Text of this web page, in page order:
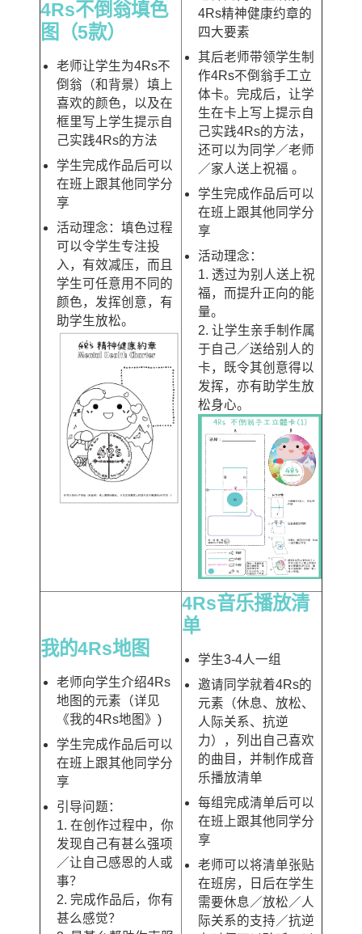
4Rs不倒翁填色
图（5款）
老师让学生为4Rs不
倒翁（和背景）填上
喜欢的颜色，以及在
框里写上学生提示自
己实践4Rs的方法
学生完成作品后可以
在班上跟其他同学分
享
活动理念：填色过程
可以令学生专注投
入，有效减压，而且
学生可任意用不同的
颜色，发挥创意，有
助学生放松。
4Rs精神健康约章的
四大要素
其后老师带领学生制
作4Rs不倒翁手工立
体卡。完成后，让学
生在卡上写上提示自
己实践4Rs的方法，
还可以为同学／老师
／家人送上祝福 。
学生完成作品后可以
在班上跟其他同学分
享
活动理念：
1. 透过为别人送上祝
福，而提升正向的能
量。
2. 让学生亲手制作属
于自己／送给别人的
卡，既令其创意得以
发挥，亦有助学生放
松身心。
我的4Rs地图
老师向学生介绍4Rs
地图的元素（详见
《我的4Rs地图》)
学生完成作品后可以
在班上跟其他同学分
享
引导问题：
1. 在创作过程中，你
发现自己有甚么强项
／让自己感恩的人或
事？
2. 完成作品后，你有
甚么感觉？
4Rs音乐播放清
单
学生3-4人一组
邀请同学就着4Rs的
元素（休息、放松、
人际关系、抗逆
力），列出自己喜欢
的曲目，并制作成音
乐播放清单
每组完成清单后可以
在班上跟其他同学分
享
老师可以将清单张贴
在班房，日后在学生
需要休息／放松／人
际关系的支持／抗逆